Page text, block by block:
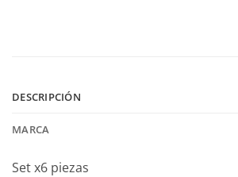
DESCRIPCIÓN
MARCA
Set x6 piezas